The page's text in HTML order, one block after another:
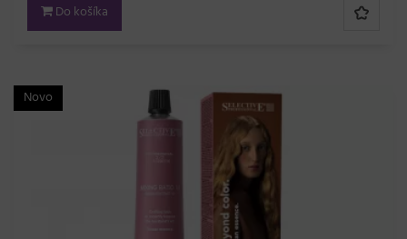
Do košíka
Novo